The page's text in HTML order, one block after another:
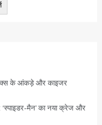
के आंकड़े और काइजर
मैन’ का नया क्रेज और